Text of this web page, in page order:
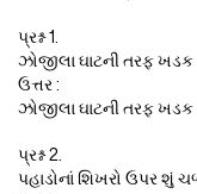
પ્રશ્ન 1.
ઝોજીલા ઘાટની તરફ ખડક
ઉત્તર :
ઝોજીલા ઘાટની તરફ ખડક
પ્રશ્ન 2.
પહાડોનાં શિખરો ઉપર શું